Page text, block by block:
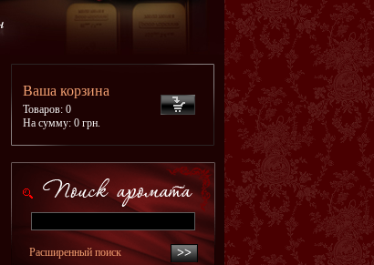
Ваша корзина
Товаров: 0
На сумму: 0 грн.
Расширенный поиск